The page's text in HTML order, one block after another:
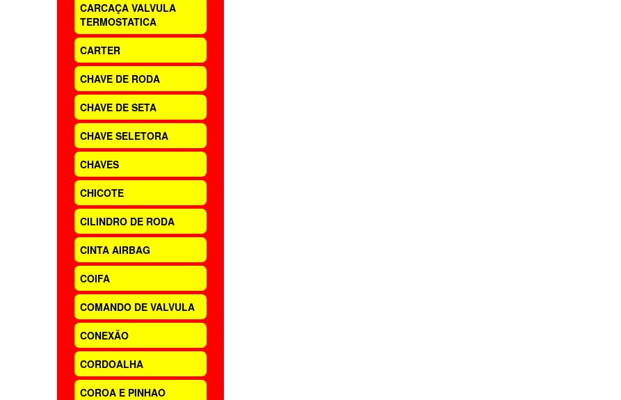
CARCAÇA VALVULA
TERMOSTATICA
CARTER
CHAVE DE RODA
CHAVE DE SETA
CHAVE SELETORA
CHAVES
CHICOTE
CILINDRO DE RODA
CINTA AIRBAG
COIFA
COMANDO DE VALVULA
CONEXÃO
CORDOALHA
COROA E PINHAO